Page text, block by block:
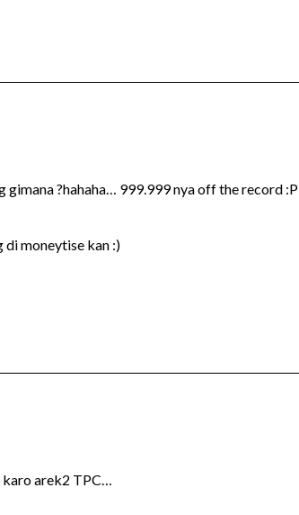
?hahaha… 999.999 nya off the record :P
di moneytise kan :)
karo arek2 TPC…